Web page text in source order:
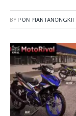
BY PON PIANTANONGKIT